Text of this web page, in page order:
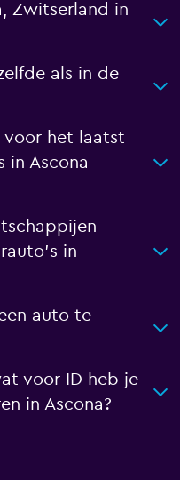
Zwitserland in
als in de
voor het laatst
in Ascona
in
auto te
voor ID heb je
in Ascona?